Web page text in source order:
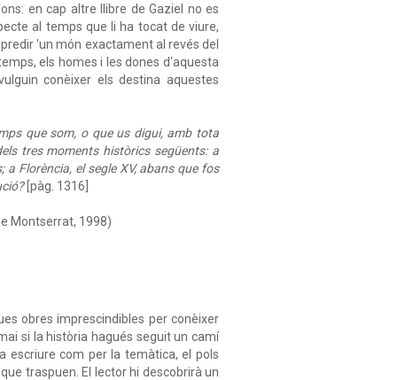
en cap altre llibre de Gaziel no es
al temps que li ha tocat de viure,
'un món exactament al revés del
els homes i les dones d'aquesta
conèixer els destina aquestes
que som, o que us digui, amb tota
tres moments històrics següents: a
Florència, el segle XV, abans que fos
[pàg. 1316]
Montserrat, 1998)
obres imprescindibles per conèixer
si la història hagués seguit un camí
escriure com per la temàtica, el pols
traspuen. El lector hi descobrirà un